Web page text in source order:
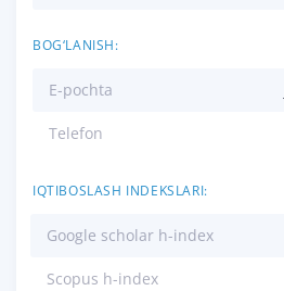
BOG‘LANISH:
E-pochta
Telefon
IQTIBOSLASH INDEKSLARI:
Google scholar h-index
Scopus h-index